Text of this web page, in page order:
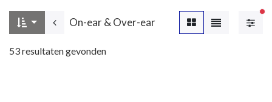
On-ear & Over-ear
53resultaten gevonden